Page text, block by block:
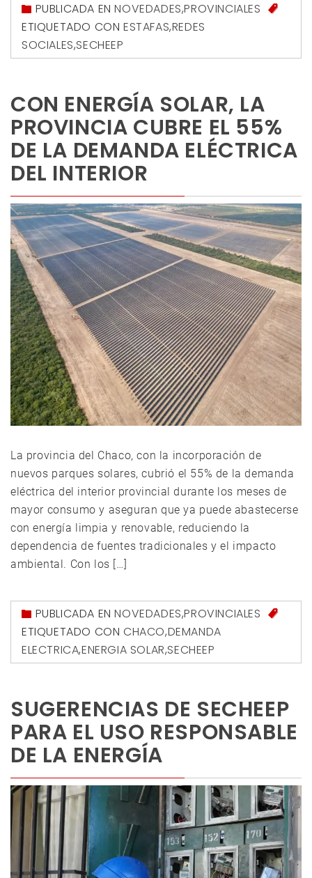
PUBLICADA ENNOVEDADES,PROVINCIALES
ETIQUETADO CON ESTAFAS,REDES
SOCIALES,SECHEEP
CON ENERGÍA SOLAR, LA
PROVINCIA CUBRE EL 55%
DE LA DEMANDA ELÉCTRICA
DEL INTERIOR
La provincia del Chaco, con la incorporación de
nuevos parques solares, cubrió el 55% de la demanda
eléctrica del interior provincial durante los meses de
mayor consumo y aseguran que ya puede abastecerse
con energía limpia y renovable, reduciendo la
dependencia de fuentes tradicionales y el impacto
ambiental. Con los […]
PUBLICADA ENNOVEDADES,PROVINCIALES
ETIQUETADO CON CHACO,DEMANDA
ELECTRICA,ENERGIA SOLAR,SECHEEP
SUGERENCIAS DE SECHEEP
PARA EL USO RESPONSABLE
DE LA ENERGÍA